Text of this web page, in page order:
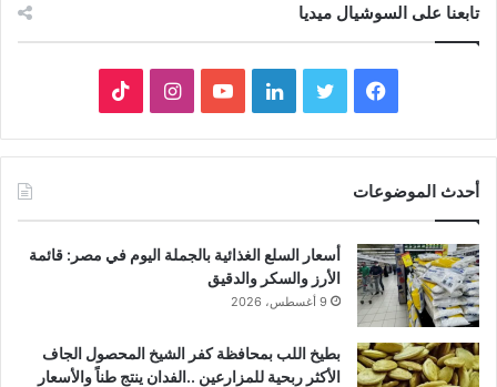
تابعنا على السوشيال ميديا
فيسبوك تويتر لينكدإنيوتيوبانستقرام
أحدث الموضوعات
أسعار السلع الغذائية بالجملة اليوم في مصر: قائمة
الأرز والسكر والدقيق
9 أغسطس، 2026
بطيخ اللب بمحافظة كفر الشيخ المحصول الجاف
الأكثر ربحية للمزارعين ..الفدان ينتج طناً والأسعار